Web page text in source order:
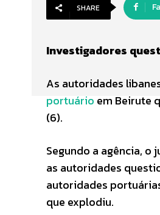
SHARE
Investigadores
As autoridades
portuário em Beirute
(6).
Segundo a agência,
as autoridades
autoridades
que explodiu.